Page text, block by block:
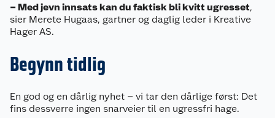
– Med jevn innsats kan du faktisk bli kvitt ugresset,
sier Merete Hugaas, gartner og daglig leder i Kreative
Hager AS.
Begynn tidlig
En god og en dårlig nyhet – vi tar den dårlige først: Det
fins dessverre ingen snarveier til en ugressfri hage.